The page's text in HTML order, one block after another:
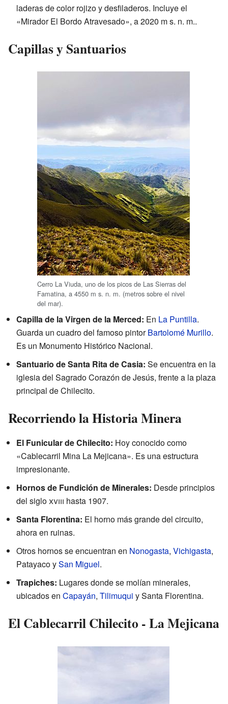
laderas de color rojizo y desfiladeros. Incluye el
«Mirador El Bordo Atravesado», a2020 m s. n. m..
Capillas y Santuarios
Cerro La Viuda, uno de los picos de Las Sierras del
Famatina, a 4550 m s. n. m. (metros sobre el nivel
del mar).
Capilla de la Virgen de la Merced: En La Puntilla.
Guarda un cuadro del famoso pintorBartolomé Murillo.
Es un Monumento Histórico Nacional.
Santuario de Santa Rita de Casia: Se encuentra en la
iglesia del Sagrado Corazón de Jesús, frente a la plaza
principal de Chilecito.
Recorriendo la Historia Minera
El Funicular de Chilecito: Hoy conocido como
«Cablecarril Mina La Mejicana». Es una estructura
impresionante.
Hornos de Fundición de Minerales: Desde principios
del sigloxviii hasta 1907.
Santa Florentina: El horno más grande del circuito,
ahora en ruinas.
Otros hornos se encuentran en Nonogasta, Vichigasta,
Patayaco ySan Miguel.
Trapiches: Lugares donde se molían minerales,
ubicados en Capayán, Tilimuqui y Santa Florentina.
El Cablecarril Chilecito - La Mejicana